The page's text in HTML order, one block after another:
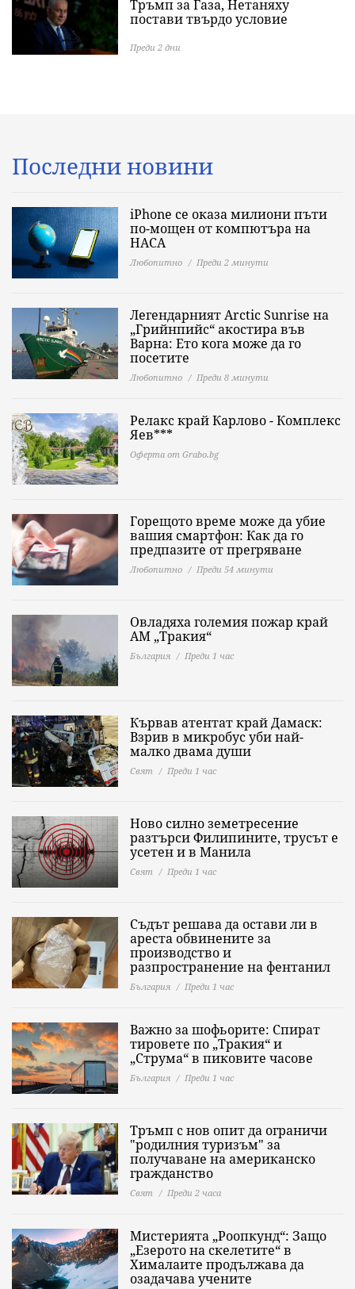
Тръмп за Газа, Нетаняху
постави твърдо условие
Преди 2 дни
Последни новини
iPhone се оказа милиони пъти
по-мощен от компютъра на
НАСА
Любопитно Преди 2 минути
Легендарният Arctic Sunrise на
„Грийнпийс“ акостира във
Варна: Ето кога може да го
посетите
Любопитно Преди 8 минути
Релакс край Карлово - Комплекс
Яев***
Оферта от Grabo.bg
Горещото време може да убие
вашия смартфон: Как да го
предпазите от прегряване
Любопитно Преди 54 минути
Овладяха големия пожар край
АМ „Тракия“
България Преди 1 час
Кървав атентат край Дамаск:
Взрив в микробус уби най-
малко двама души
Свят Преди 1 час
Ново силно земетресение
разтърси Филипините, трусът е
усетен и в Манила
Свят Преди 1 час
Съдът решава да остави ли в
ареста обвинените за
производство и
разпространение на фентанил
България Преди 1 час
Важно за шофьорите: Спират
тировете по „Тракия“ и
„Струма“ в пиковите часове
България Преди 1 час
Тръмп с нов опит да ограничи
"родилния туризъм" за
получаване на американско
гражданство
Свят Преди 2 часа
Мистерията „Роопкунд“: Защо
„Езерото на скелетите“ в
Хималаите продължава да
озадачава учените